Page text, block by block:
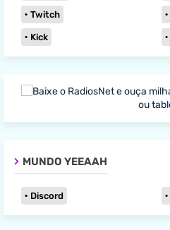
Twitch
Kick
MUNDO YEEAAH
Discord